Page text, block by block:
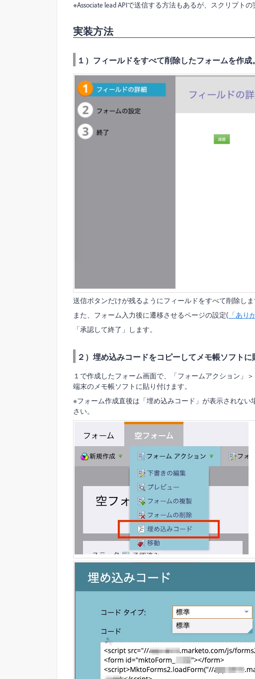
※Associate lead APIで送信する方法もあるが、スクリプトの
実装方法
１）フィールドをすべて削除したフォームを作成。
送信ボタンだけが残るようにフィールドをすべて削除しま
また、フォーム入力後に遷移させるページの設定( 「あり
「承認して終了」します。
２）埋め込みコードをコピーしてメモ帳ソフトに
１で作成したフォーム画面で、「フォームアクション」
端末のメモ帳ソフトに貼り付けます。
※フォーム作成直後は「埋め込みコード」が表示されな
さい。